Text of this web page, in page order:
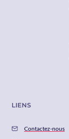
LIENS
Contactez-nous